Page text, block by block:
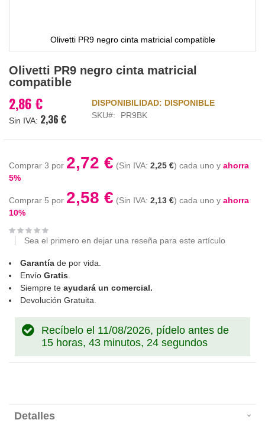
Olivetti PR9 negro cinta matricial compatible
al
comienzo
la
galería
Olivetti PR9 negro cinta matricial
compatible
2,86 €
2,36 €
DISPONIBILIDAD: DISPONIBLE
SKU
PR9BK
Comprar 3 por 2,72 € 2,25 € cada uno y ahorra
5%
Comprar 5 por 2,58 € 2,13 € cada uno y ahorra
10%
Sea el primero en dejar una reseña para este artículo
Garantía de por vida.
Envío Gratis.
Siempre te ayudará un comercial.
Devolución Gratuita.
Recíbelo el 11/08/2026, pídelo antes de
15 horas, 43 minutos, 24 segundos
Detalles